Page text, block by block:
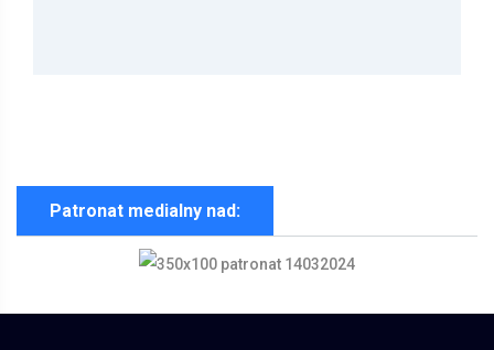
Patronat medialny nad: